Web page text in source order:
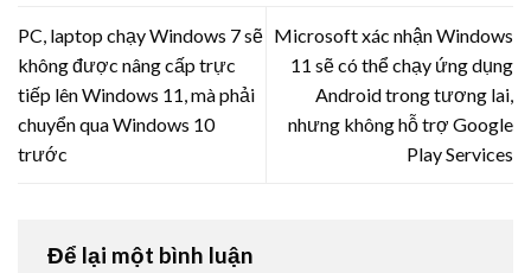
PC, laptop chạy Windows 7 sẽ
không được nâng cấp trực
tiếp lên Windows 11, mà phải
chuyển qua Windows 10
trước
Microsoft xác nhận Windows
11 sẽ có thể chạy ứng dụng
Android trong tương lai,
nhưng không hỗ trợ Google
Play Services
Để lại một bình luận